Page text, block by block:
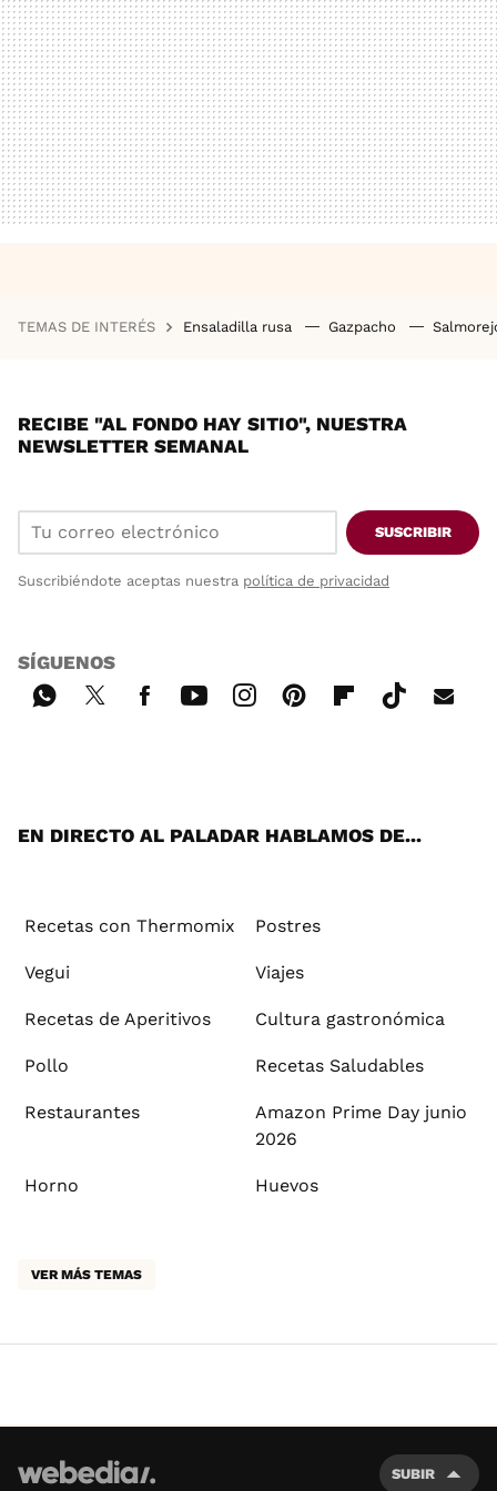
TEMAS DE INTERÉS Ensaladilla rusa Gazpacho
RECIBE "AL FONDO HAY SITIO", NUESTRA
NEWSLETTER SEMANAL
SUSCRIBIR
Suscribiéndote aceptas nuestra política de privacidad
SÍGUENOS
EN DIRECTO AL PALADAR HABLAMOS DE...
Recetas con Thermomix Postres
Vegui Viajes
Recetas de Aperitivos Cultura gastronómica
Pollo Recetas Saludables
Restaurantes
Amazon Prime Day junio
2026
Horno Huevos
VER MÁS TEMAS
SUBIR